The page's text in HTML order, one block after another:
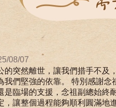
08/07
的突然離世，讓我們措手不及
我們堅強的依靠。 特別感謝
是臨場的支援，念祖副總始終
，讓整個過程能夠順利圓滿地